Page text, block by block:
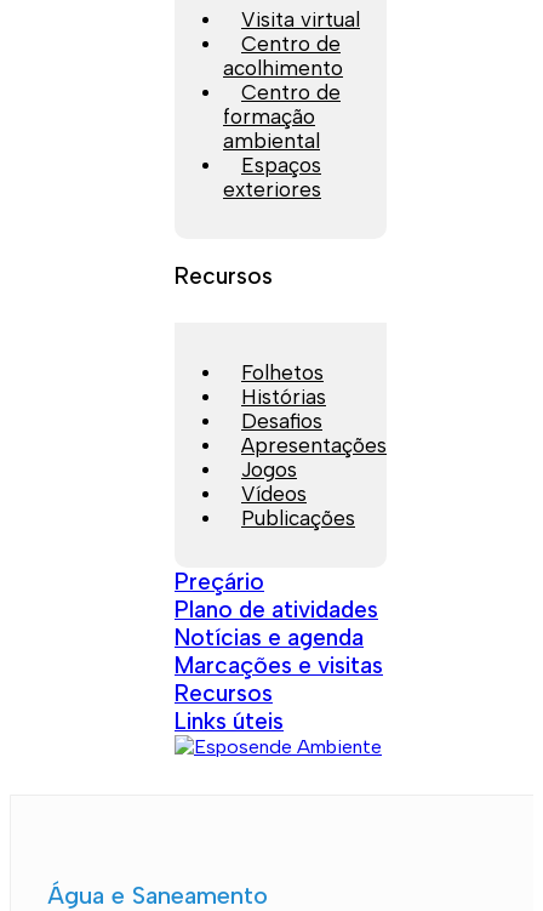
Visita virtual
Centro de
acolhimento
Centro de
formação
ambiental
Espaços
exteriores
Recursos
Folhetos
Histórias
Desafios
Apresentações
Jogos
Vídeos
Publicações
Preçário
Plano de atividades
Notícias e agenda
Marcações e visitas
Recursos
Links úteis
Água e Saneamento